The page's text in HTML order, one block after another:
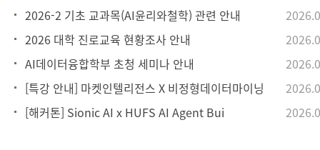
2026-2 기초 교과목(AI윤리와철학) 관련 안내
2026 대학 진로교육 현황조사 안내
AI데이터융합학부 초청 세미나 안내
[특강 안내] 마켓인텔리전스 X 비정형데이터마이닝
[해커톤] Sionic AI x HUFS AI Agent Bui